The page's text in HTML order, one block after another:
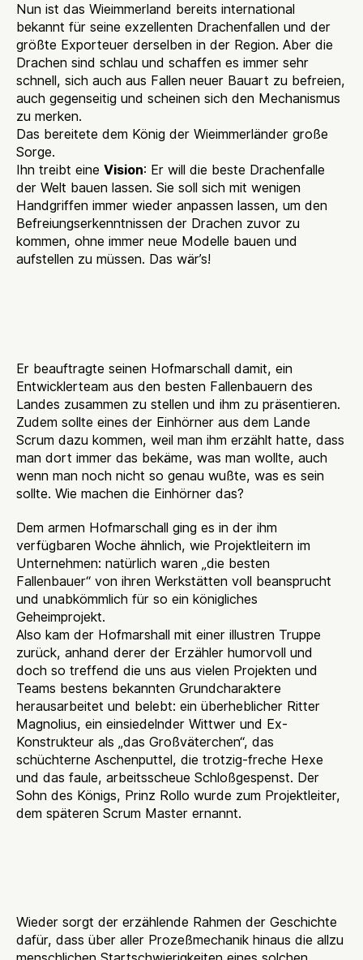
Nun ist das Wieimmerland bereits international
bekannt für seine exzellenten Drachenfallen und der
größte Exporteuer derselben in der Region. Aber die
Drachen sind schlau und schaffen es immer sehr
schnell, sich auch aus Fallen neuer Bauart zu befreien,
auch gegenseitig und scheinen sich den Mechanismus
zu merken.
Das bereitete dem König der Wieimmerländer große
Sorge.
Ihn treibt eine Vision: Er will die beste Drachenfalle
der Welt bauen lassen. Sie soll sich mit wenigen
Handgriffen immer wieder anpassen lassen, um den
Befreiungserkenntnissen der Drachen zuvor zu
kommen, ohne immer neue Modelle bauen und
aufstellen zu müssen. Das wär’s!
Er beauftragte seinen Hofmarschall damit, ein
Entwicklerteam aus den besten Fallenbauern des
Landes zusammen zu stellen und ihm zu präsentieren.
Zudem sollte eines der Einhörner aus dem Lande
Scrum dazu kommen, weil man ihm erzählt hatte, dass
man dort immer das bekäme, was man wollte, auch
wenn man noch nicht so genau wußte, was es sein
sollte. Wie machen die Einhörner das?
Dem armen Hofmarschall ging es in der ihm
verfügbaren Woche ähnlich, wie Projektleitern im
Unternehmen: natürlich waren „die besten
Fallenbauer“ von ihren Werkstätten voll beansprucht
und unabkömmlich für so ein königliches
Geheimprojekt.
Also kam der Hofmarshall mit einer illustren Truppe
zurück, anhand derer der Erzähler humorvoll und
doch so treffend die uns aus vielen Projekten und
Teams bestens bekannten Grundcharaktere
herausarbeitet und belebt: ein überheblicher Ritter
Magnolius, ein einsiedelnder Wittwer und Ex-
Konstrukteur als „das Großväterchen“, das
schüchterne Aschenputtel, die trotzig-freche Hexe
und das faule, arbeitsscheue Schloßgespenst. Der
Sohn des Königs, Prinz Rollo wurde zum Projektleiter,
dem späteren Scrum Master ernannt.
Wieder sorgt der erzählende Rahmen der Geschichte
dafür, dass über aller Prozeßmechanik hinaus die allzu